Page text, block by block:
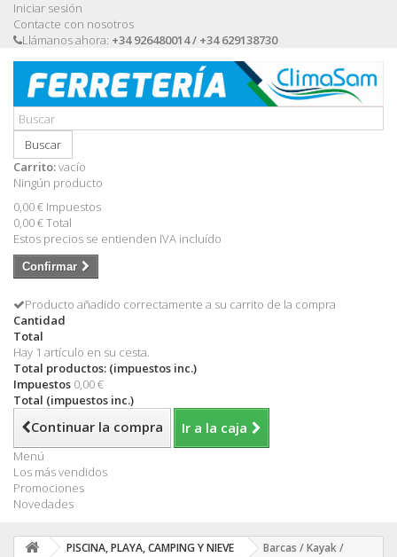
Iniciar sesión
Contacte con nosotros
Llámanos ahora: +34 926480014 / +34 629138730
Buscar
Carrito:vacío
Ningún producto
0,00 € Impuestos
0,00 €Total
Estos precios se entienden IVA incluído
Confirmar
Producto añadido correctamente a su carrito de la compra
Cantidad
Total
Hay 1 artículo en su cesta.
Total productos: (impuestos inc.)
Impuestos 0,00 €
Total (impuestos inc.)
Continuar la compra Ir a la caja
Menú
Los más vendidos
Promociones
Novedades
PISCINA, PLAYA, CAMPING Y NIEVE
Barcas / Kayak /